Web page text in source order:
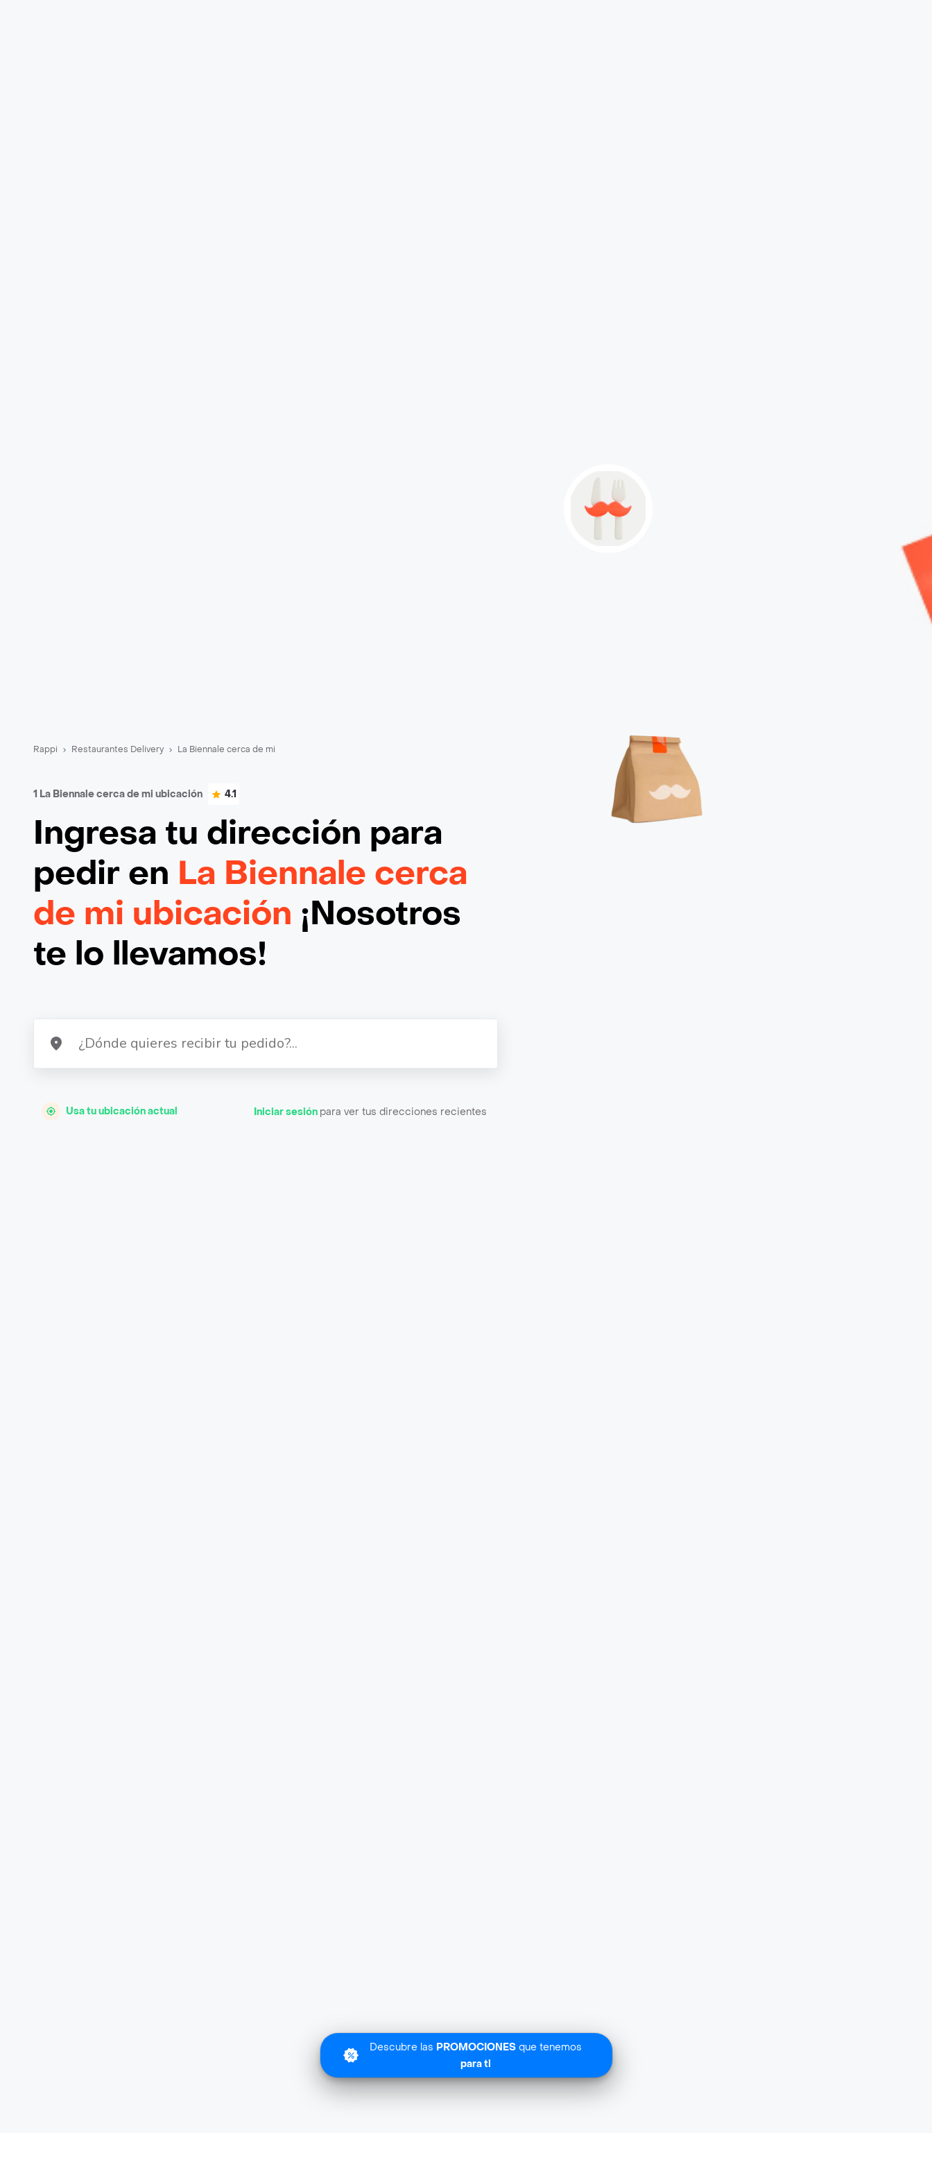
Descubre las PROMOCIONES que tenemos
para ti
Rappi Restaurantes Delivery La Biennale cerca de mi
1 La Biennale cerca de mi ubicación 4.1
Ingresa tu dirección para
pedir en La Biennale cerca
de mi ubicación ¡Nosotros
te lo llevamos!
Usa tu ubicación actual Iniciar sesión para ver tus direcciones recientes